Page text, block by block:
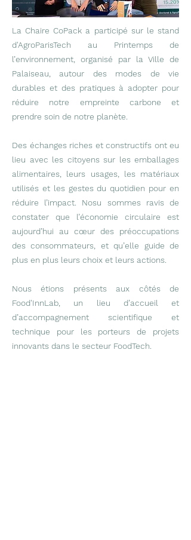
La Chaire CoPack a participé sur le stand
d'AgroParisTech au Printemps de
l’environnement, organisé par la Ville de
Palaiseau, autour des modes de vie
durables et des pratiques à adopter pour
réduire notre empreinte carbone et
prendre soin de notre planète.
Des échanges riches et constructifs ont eu
lieu avec les citoyens sur les emballages
alimentaires, leurs usages, les matériaux
utilisés et les gestes du quotidien pour en
réduire l’impact. Nosu sommes ravis de
constater que l’économie circulaire est
aujourd’hui au cœur des préoccupations
des consommateurs, et qu’elle guide de
plus en plus leurs choix et leurs actions.
Nous étions présents aux côtés de
Food'InnLab, un lieu d’accueil et
d’accompagnement scientifique et
technique pour les porteurs de projets
innovants dans le secteur FoodTech.